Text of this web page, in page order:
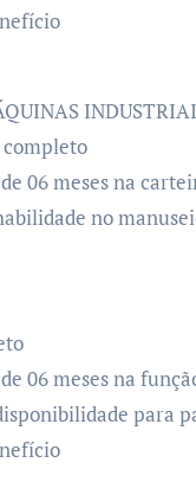
06 meses na
no
06 meses na
para